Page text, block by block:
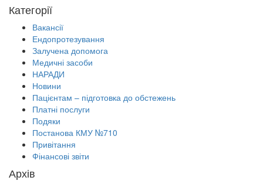
Категорії
Вакансії
Ендопротезування
Залучена допомога
Медичні засоби
НАРАДИ
Новини
Пацієнтам – підготовка до обстежень
Платні послуги
Подяки
Постанова КМУ №710
Привітання
Фінансові звіти
Архів